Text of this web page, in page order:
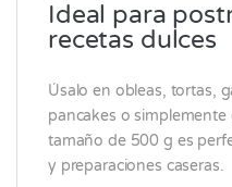
Ideal para
recetas dulces
Úsalo en obleas, tortas,
pancakes o
tamaño de 500 g es
y preparaciones caseras.